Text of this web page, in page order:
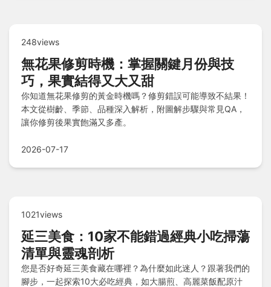
248views
無花果修剪時機：掌握關鍵月份與技
巧，果實結得又大又甜
你知道無花果修剪的黃金時機嗎？修剪錯誤可能導致不結果！
本文從樹齡、季節、品種深入解析，附圖解步驟與常見QA，
讓你修剪後果實飽滿又多產。
2026-07-17
1021views
延三美食：10家不能錯過經典小吃掃蕩
清單與靈魂剖析
您是否好奇延三美食藏在哪裡？為什麼如此迷人？跟著我們的
腳步，一起探索10大必吃經典，如大腸煎、高麗菜飯配原汁